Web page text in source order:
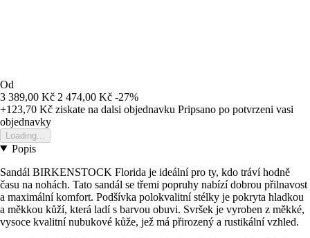
Od
3 389,00 Kč 2 474,00 Kč -27%
+123,70 Kč ziskate na dalsi objednavku Pripsano po potvrzeni vasi
objednavky
Loading...
Popis
Sandál BIRKENSTOCK Florida je ideální pro ty, kdo tráví hodně
času na nohách. Tato sandál se třemi popruhy nabízí dobrou přilnavost
a maximální komfort. Podšívka polokvalitní stélky je pokryta hladkou
a měkkou kůží, která ladí s barvou obuvi. Svršek je vyroben z měkké,
vysoce kvalitní nubukové kůže, jež má přirozený a rustikální vzhled.